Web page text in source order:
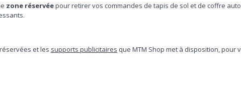
zone réservéepour retirer vos commandes de tapis de sol et de coffre
et les supports publicitaires que MTM Shop met à disposition,